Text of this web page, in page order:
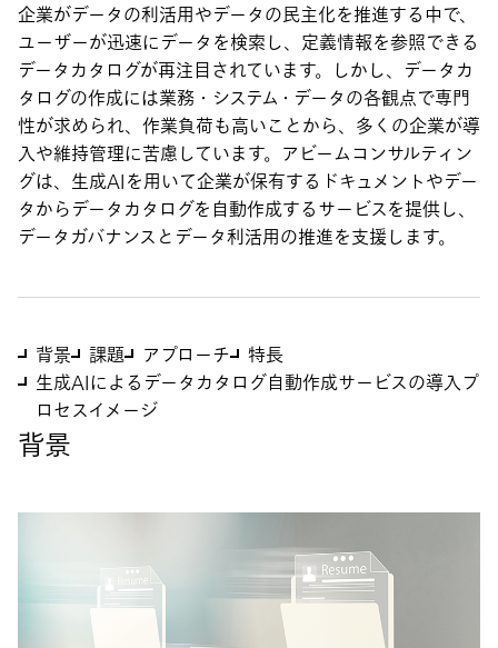
企業がデータの利活用やデータの民主化を推進する中で、
ユーザーが迅速にデータを検索し、定義情報を参照できる
データカタログが再注目されています。しかし、データカ
タログの作成には業務・システム・データの各観点で専門
性が求められ、作業負荷も高いことから、多くの企業が導
入や維持管理に苦慮しています。アビームコンサルティン
グは、生成AIを用いて企業が保有するドキュメントやデー
タからデータカタログを自動作成するサービスを提供し、
データガバナンスとデータ利活用の推進を支援します。
背景 課題 アプローチ
特長
生成AIによるデータカタログ自動作成サービスの導入プ
ロセスイメージ
背景